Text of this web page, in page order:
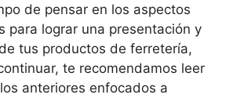
de pensar en los aspectos
para lograr una presentación y
tus productos de ferretería,
te recomendamos leer
anteriores enfocados a